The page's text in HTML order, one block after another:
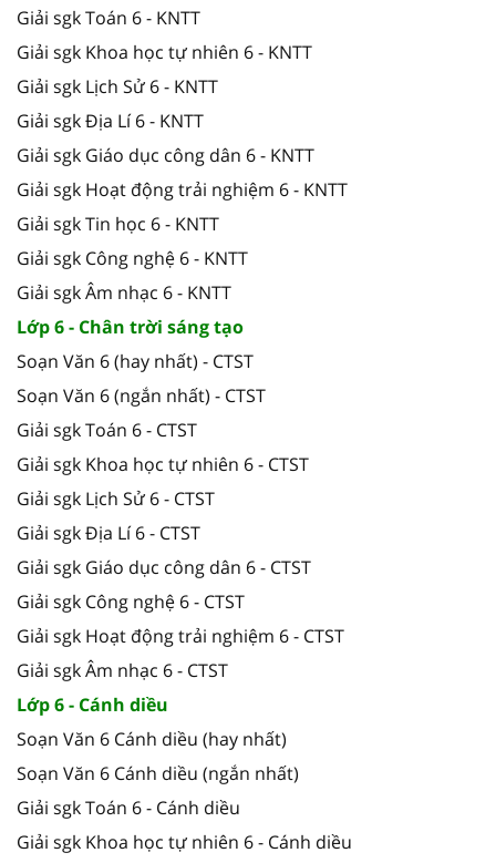
Giải sgk Toán 6 - KNTT
Giải sgk Khoa học tự nhiên 6 - KNTT
Giải sgk Lịch Sử 6 - KNTT
Giải sgk Địa Lí 6 - KNTT
Giải sgk Giáo dục công dân 6 - KNTT
Giải sgk Hoạt động trải nghiệm 6 - KNTT
Giải sgk Tin học 6 - KNTT
Giải sgk Công nghệ 6 - KNTT
Giải sgk Âm nhạc 6 - KNTT
Lớp 6 - Chân trời sáng tạo
Soạn Văn 6 (hay nhất) - CTST
Soạn Văn 6 (ngắn nhất) - CTST
Giải sgk Toán 6 - CTST
Giải sgk Khoa học tự nhiên 6 - CTST
Giải sgk Lịch Sử 6 - CTST
Giải sgk Địa Lí 6 - CTST
Giải sgk Giáo dục công dân 6 - CTST
Giải sgk Công nghệ 6 - CTST
Giải sgk Hoạt động trải nghiệm 6 - CTST
Giải sgk Âm nhạc 6 - CTST
Lớp 6 - Cánh diều
Soạn Văn 6 Cánh diều (hay nhất)
Soạn Văn 6 Cánh diều (ngắn nhất)
Giải sgk Toán 6 - Cánh diều
Giải sgk Khoa học tự nhiên 6 - Cánh diều